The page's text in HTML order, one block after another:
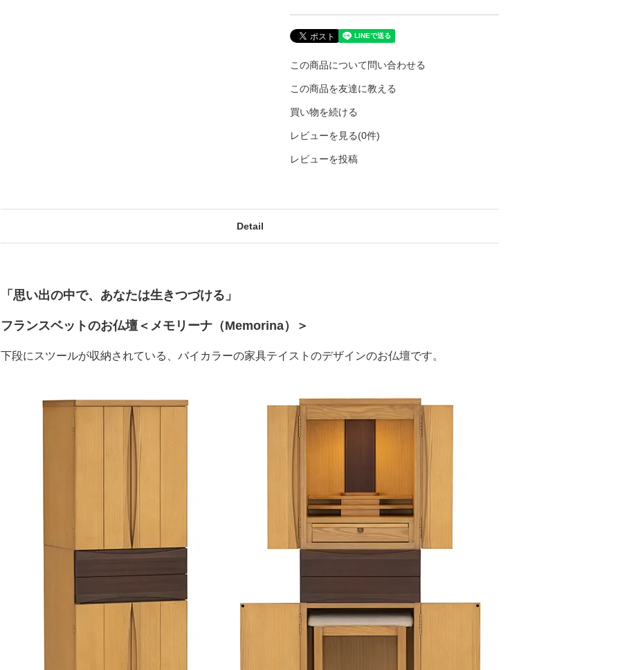
この商品について問い合わせる
この商品を友達に教える
買い物を続ける
レビューを見る(0件)
レビューを投稿
Detail
「思い出の中で、あなたは生きつづける」
フランスベットのお仏壇＜メモリーナ（Memorina）＞
下段にスツールが収納されている、バイカラーの家具テイストのデザインのお仏壇です。